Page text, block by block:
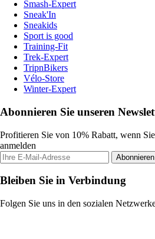
Smash-Expert
Sneak'In
Sneakids
Sport is good
Training-Fit
Trek-Expert
TripnBikers
Vélo-Store
Winter-Expert
Abonnieren Sie unseren
Profitieren Sie von 10% Rabatt, wenn
anmelden
Abonnieren
Bleiben Sie in Verbindung
Folgen Sie uns in den sozialen